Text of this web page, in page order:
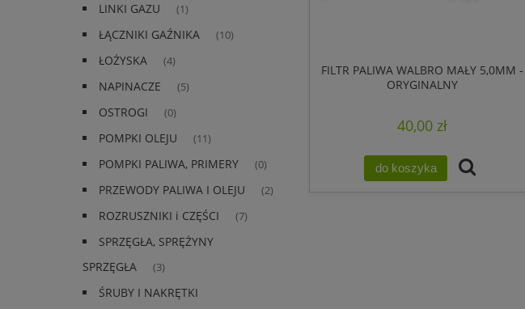
LINKI GAZU (1)
ŁĄCZNIKI GAŹNIKA (10)
ŁOŻYSKA (4)
NAPINACZE (5)
OSTROGI (0)
POMPKI OLEJU (11)
POMPKI PALIWA, PRIMERY (0)
PRZEWODY PALIWA I OLEJU (2)
ROZRUSZNIKI i CZĘŚCI (7)
SPRZĘGŁA, SPRĘŻYNY
SPRZĘGŁA
(3)
ŚRUBY I NAKRĘTKI
FILTR PALIWA WALBRO MAŁY 5,0MM -
ORYGINALNY
40,00 zł
do koszyka